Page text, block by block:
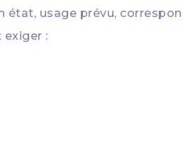
état, usage prévu,
: